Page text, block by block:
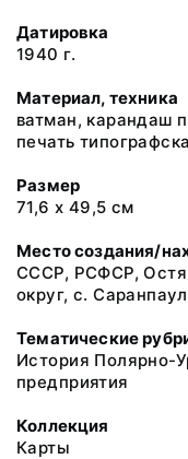
Датировка
1940 г.
Материал, техника
ватман, карандаш
печать
Размер
71,6 х 49,5 см
Место создания/
СССР, РСФСР,
округ, с.
Тематические
История Полярно-
предприятия
Коллекция
Карты